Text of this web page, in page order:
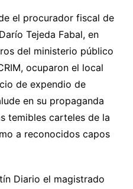
el procurador fiscal de
Tejeda Fabal, en
del ministerio público
ocuparon el local
de expendio de
en su propaganda
temibles carteles de la
a reconocidos capos
Diario el magistrado